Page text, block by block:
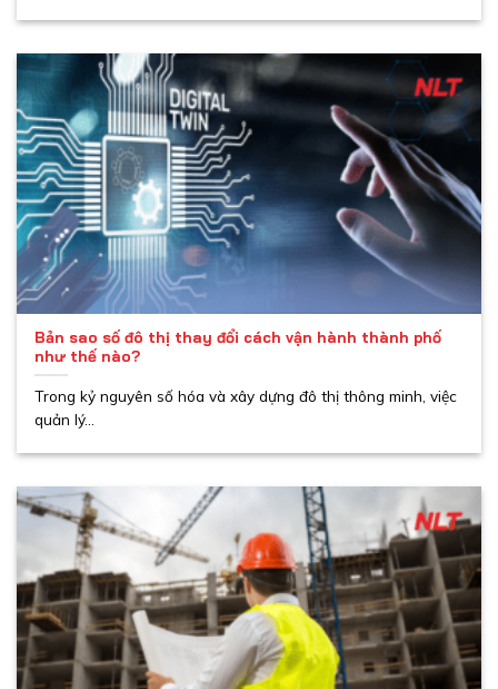
Bản sao số đô thị thay đổi cách vận hành thành phố
như thế nào?
Trong kỷ nguyên số hóa và xây dựng đô thị thông minh, việc
quản lý...